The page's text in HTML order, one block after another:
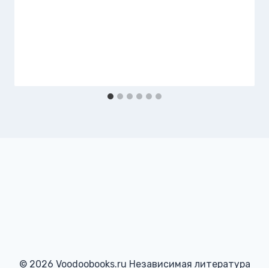
© 2026 Voodoobooks.ru Независимая литература